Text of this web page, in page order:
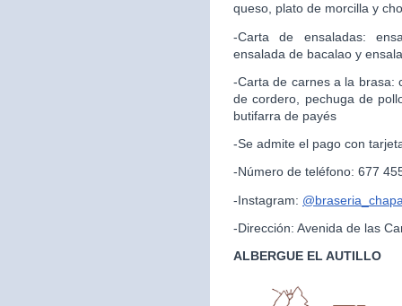
queso, plato de morcilla y
-Carta de ensaladas:
ensalada de bacalao y
-Carta de carnes a la brasa:
de cordero, pechuga de
butifarra de payés
-Se admite el pago con
-Número de teléfono: 677
-Instagram:
-Dirección: Avenida de las
ALBERGUE EL AUTILLO